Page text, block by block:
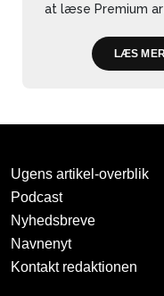
at læse Premium
LÆS
Ugens artikel-overblik
Podcast
Nyhedsbreve
Navnenyt
Kontakt redaktionen